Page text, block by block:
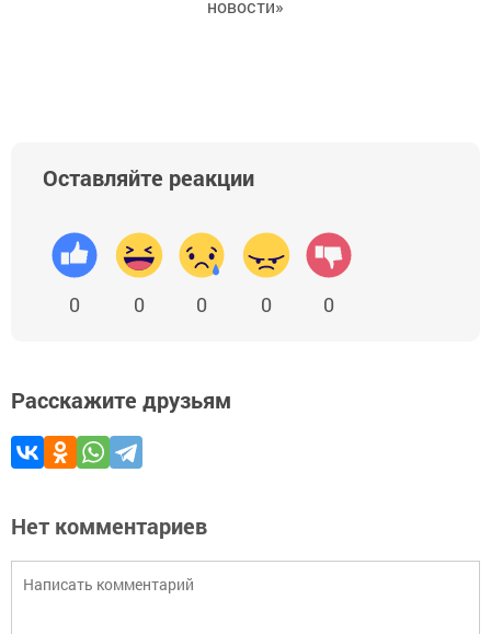
новости»
Оставляйте реакции
0 0 0 0 0
Расскажите друзьям
Нет комментариев